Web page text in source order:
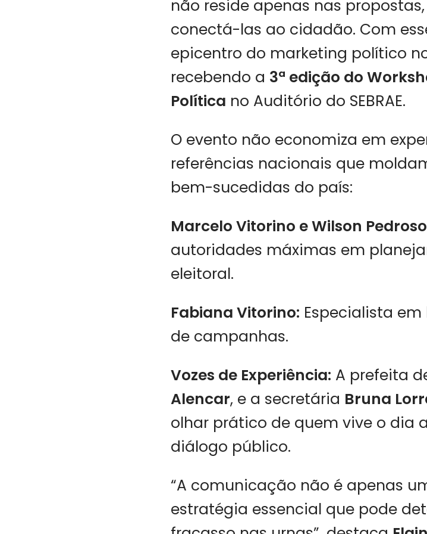
não reside apenas nas
conectá-las ao cidadão. Com
epicentro do marketing político
recebendo a 3ª edição do
Política no Auditório do SEBRAE.
O evento não economiza em
referências nacionais que
bem-sucedidas do país:
Marcelo Vitorino e Wilson
autoridades máximas em
eleitoral.
Fabiana Vitorino: Especialista
de campanhas.
Vozes de Experiência: A prefeita
Alencar, e a secretária Bruna
olhar prático de quem vive o dia
diálogo público.
“A comunicação não é apenas
estratégia essencial que pode